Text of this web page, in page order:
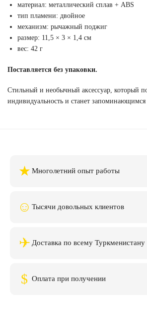
материал: металлический сплав + ABS
тип пламени: двойное
механизм: рычажный поджиг
размер: 11,5 × 3 × 1,4 см
вес: 42 г
Поставляется без упаковки.
Стильный и необычный аксессуар, который
индивидуальность и станет запоминающимся
★ Многолетний опыт работы
☺ Тысячи довольных клиентов
✈ Доставка по всему Туркменистану
$ Оплата при получении